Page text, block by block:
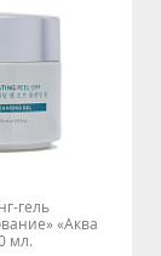
гель
«Аква
мл.